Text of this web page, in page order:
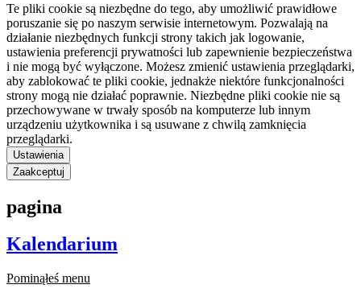
Te pliki cookie są niezbędne do tego, aby umożliwić prawidłowe
poruszanie się po naszym serwisie internetowym. Pozwalają na
działanie niezbędnych funkcji strony takich jak logowanie,
ustawienia preferencji prywatności lub zapewnienie bezpieczeństwa
i nie mogą być wyłączone. Możesz zmienić ustawienia przeglądarki,
aby zablokować te pliki cookie, jednakże niektóre funkcjonalności
strony mogą nie działać poprawnie. Niezbędne pliki cookie nie są
przechowywane w trwały sposób na komputerze lub innym
urządzeniu użytkownika i są usuwane z chwilą zamknięcia
przeglądarki.
Ustawienia
Zaakceptuj
pagina
Kalendarium
Pominąłeś menu